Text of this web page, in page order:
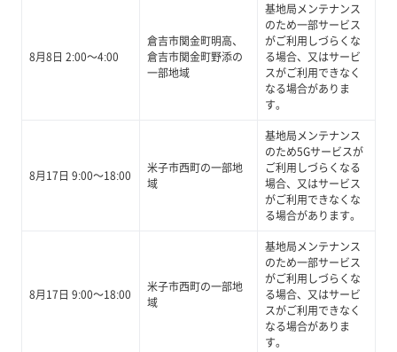
8月8日 2:00～4:00
倉吉市関金町明高、
倉吉市関金町野添の
一部地域
基地局メンテナンス
のため一部サービス
がご利用しづらくな
る場合、又はサービ
スがご利用できなく
なる場合がありま
す。
8月17日 9:00～18:00
米子市西町の一部地
域
基地局メンテナンス
のため5Gサービスが
ご利用しづらくなる
場合、又はサービス
がご利用できなくな
る場合があります。
8月17日 9:00～18:00
米子市西町の一部地
域
基地局メンテナンス
のため一部サービス
がご利用しづらくな
る場合、又はサービ
スがご利用できなく
なる場合がありま
す。